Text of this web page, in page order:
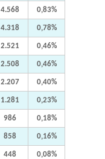
4.568 0,83%
4.318 0,78%
2.521 0,46%
2.508 0,46%
2.207 0,40%
1.281 0,23%
986 0,18%
858 0,16%
448 0,08%